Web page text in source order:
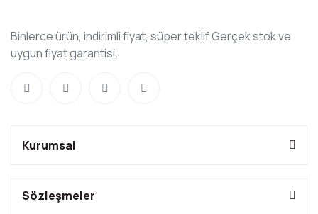
Binlerce ürün, indirimli fiyat, süper teklif Gerçek stok ve
uygun fiyat garantisi.
Kurumsal
Sözleşmeler